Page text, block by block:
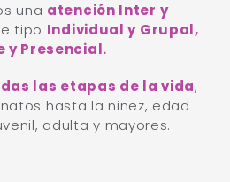
una atención Inter y
tipo Individual y Grupal,
y Presencial.
las etapas de la vida,
hasta la niñez, edad
adulta y mayores.